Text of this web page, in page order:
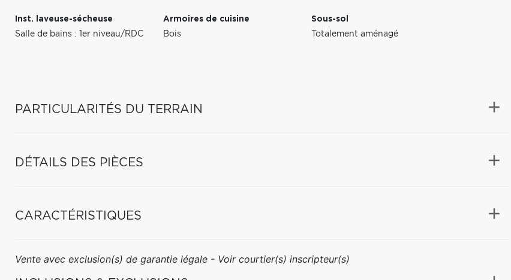
Inst. laveuse-sécheuse
Salle de bains : 1er niveau/RDC
Armoires de cuisine
Bois
Sous-sol
Totalement aménagé
PARTICULARITÉS DU TERRAIN
DÉTAILS DES PIÈCES
CARACTÉRISTIQUES
Vente avec exclusion(s) de garantie légale - Voir courtier(s) inscripteur(s)